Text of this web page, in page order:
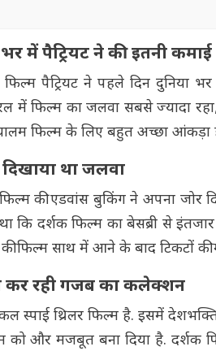
भर में पैट्रियट ने की इतनी कमाई
फिल्म पैट्रियट ने पहले दिन
में फिल्म का जलवा सबसे ज्यादा
फिल्म के लिए बहुत अच्छा आंकड़ा
था जलवा
की एडवांस बुकिंग ने अपना जोर
कि दर्शक फिल्म का बेसब्री से
की फिल्म साथ में आने के बाद टिकटों
कर रही गजब का कलेक्शन
स्पाई थ्रिलर फिल्म है. इसमें
को और मजबूत बना दिया है. दर्शक